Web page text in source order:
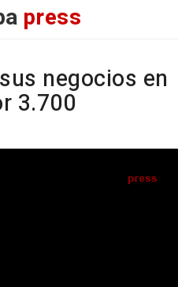
press
negocios en
3.700